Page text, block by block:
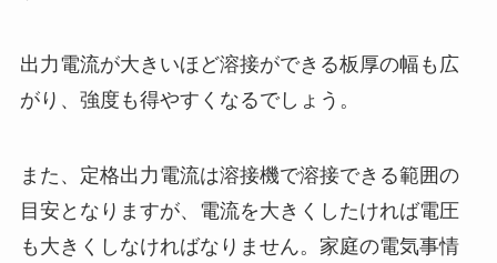
出力電流が大きいほど溶接ができる板厚の幅も広
がり、強度も得やすくなるでしょう。
また、定格出力電流は溶接機で溶接できる範囲の
目安となりますが、電流を大きくしたければ電圧
も大きくしなければなりません。家庭の電気事情